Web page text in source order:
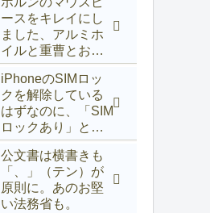
ースをキレイにし
ました、アルミホ
イルと重曹とお湯
でOK
iPhoneのSIMロッ
クを解除している
はずなのに、「SIM
ロックあり」と表
示されるときの対
処法
公文書は横書きも
「、」（テン）が
原則に。あのお堅
い法務省も。